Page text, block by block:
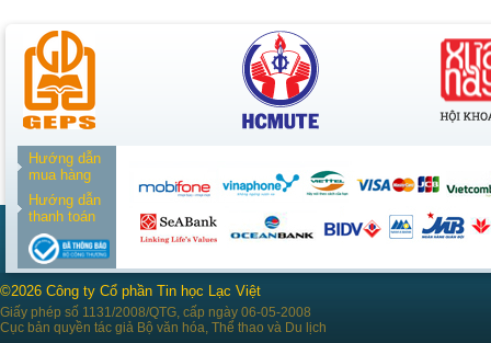
Hướng dẫn
mua hàng
Hướng dẫn
thanh toán
©2026 Công ty Cổ phần Tin học Lạc Việt
Giấy phép số 1131/2008/QTG, cấp ngày 06-05-2008
Cục bản quyền tác giả Bộ văn hóa, Thể thao và Du lịch